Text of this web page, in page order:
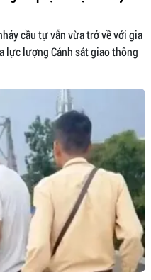
cầu tự vẫn vừa trở về với gia
lực lượng Cảnh sát giao thông